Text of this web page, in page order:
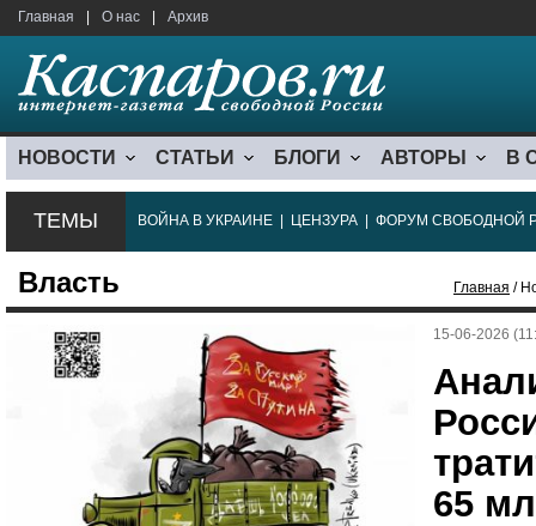
Главная О нас Архив
НОВОСТИ СТАТЬИ БЛОГИ АВТОРЫ В
ТЕМЫ ВОЙНА В УКРАИНЕ ЦЕНЗУРА ФОРУМ СВОБОДНОЙ
Власть Главная /
15-06-2026
65